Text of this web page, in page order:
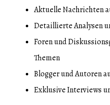
Aktuelle Nachrichten
Detaillierte Analysen
Foren und
Themen
Blogger und Autoren
Exklusive Interviews